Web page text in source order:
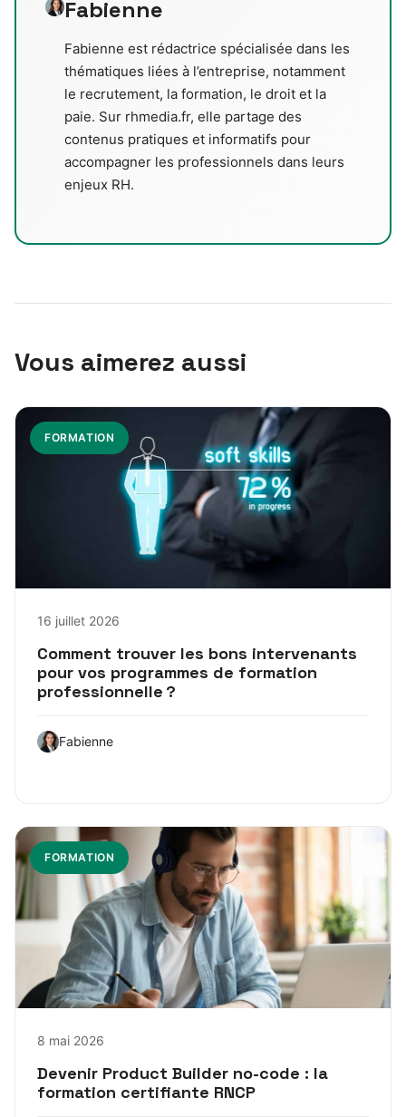
Fabienne
Fabienne est rédactrice spécialisée dans les
thématiques liées à l’entreprise, notamment
le recrutement, la formation, le droit et la
paie. Sur rhmedia.fr, elle partage des
contenus pratiques et informatifs pour
accompagner les professionnels dans leurs
enjeux RH.
Vous aimerez aussi
FORMATION
16 juillet 2026
Comment trouver les bons intervenants
pour vos programmes de formation
professionnelle ?
Fabienne
FORMATION
8 mai 2026
Devenir Product Builder no-code : la
formation certifiante RNCP